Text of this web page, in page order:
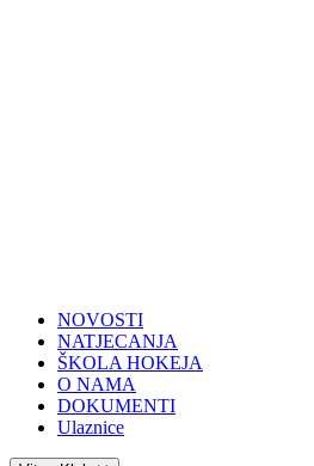
NOVOSTI
NATJECANJA
ŠKOLA HOKEJA
O NAMA
DOKUMENTI
Ulaznice